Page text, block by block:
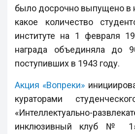
было досрочно выпущено в
какое количество
институте на 1 февраля
награда объединяла до
поступивших в 1943 году.
Акция «Вопреки»
кураторами
«Интеллектуально-
инклюзивный клуб № 1»